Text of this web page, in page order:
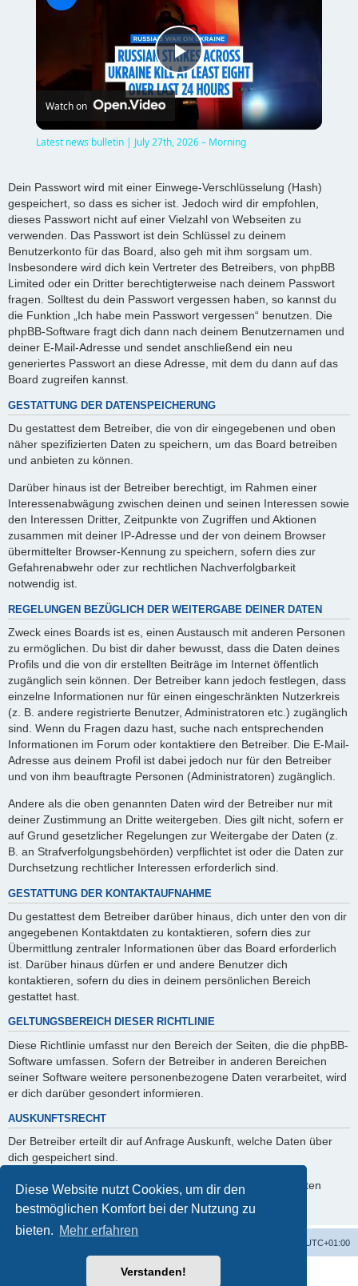
Diese Website nutzt Cookies, um dir den
bestmöglichen Komfort bei der Nutzung zu
bieten. Mehr erfahren
Verstanden!
P
y
V
i
d
e
o
Watch on
Latest news bulletin | July 27th, 2026 – Morning
Dein Passwort wird mit einer Einwege-Verschlüsselung (Hash)
gespeichert, so dass es sicher ist. Jedoch wird dir empfohlen,
dieses Passwort nicht auf einer Vielzahl von Webseiten zu
verwenden. Das Passwort ist dein Schlüssel zu deinem
Benutzerkonto für das Board, also geh mit ihm sorgsam um.
Insbesondere wird dich kein Vertreter des Betreibers, von phpBB
Limited oder ein Dritter berechtigterweise nach deinem Passwort
fragen. Solltest du dein Passwort vergessen haben, so kannst du
die Funktion „Ich habe mein Passwort vergessen“ benutzen. Die
phpBB-Software fragt dich dann nach deinem Benutzernamen und
deiner E-Mail-Adresse und sendet anschließend ein neu
generiertes Passwort an diese Adresse, mit dem du dann auf das
Board zugreifen kannst.
GESTATTUNG DER DATENSPEICHERUNG
Du gestattest dem Betreiber, die von dir eingegebenen und oben
näher spezifizierten Daten zu speichern, um das Board betreiben
und anbieten zu können.
Darüber hinaus ist der Betreiber berechtigt, im Rahmen einer
Interessenabwägung zwischen deinen und seinen Interessen sowie
den Interessen Dritter, Zeitpunkte von Zugriffen und Aktionen
zusammen mit deiner IP-Adresse und der von deinem Browser
übermittelter Browser-Kennung zu speichern, sofern dies zur
Gefahrenabwehr oder zur rechtlichen Nachverfolgbarkeit
notwendig ist.
REGELUNGEN BEZÜGLICH DER WEITERGABE DEINER DATEN
Zweck eines Boards ist es, einen Austausch mit anderen Personen
zu ermöglichen. Du bist dir daher bewusst, dass die Daten deines
Profils und die von dir erstellten Beiträge im Internet öffentlich
zugänglich sein können. Der Betreiber kann jedoch festlegen, dass
einzelne Informationen nur für einen eingeschränkten Nutzerkreis
(z. B. andere registrierte Benutzer, Administratoren etc.) zugänglich
sind. Wenn du Fragen dazu hast, suche nach entsprechenden
Informationen im Forum oder kontaktiere den Betreiber. Die E-Mail-
Adresse aus deinem Profil ist dabei jedoch nur für den Betreiber
und von ihm beauftragte Personen (Administratoren) zugänglich.
Andere als die oben genannten Daten wird der Betreiber nur mit
deiner Zustimmung an Dritte weitergeben. Dies gilt nicht, sofern er
auf Grund gesetzlicher Regelungen zur Weitergabe der Daten (z.
B. an Strafverfolgungsbehörden) verpflichtet ist oder die Daten zur
Durchsetzung rechtlicher Interessen erforderlich sind.
GESTATTUNG DER KONTAKTAUFNAHME
Du gestattest dem Betreiber darüber hinaus, dich unter den von dir
angegebenen Kontaktdaten zu kontaktieren, sofern dies zur
Übermittlung zentraler Informationen über das Board erforderlich
ist. Darüber hinaus dürfen er und andere Benutzer dich
kontaktieren, sofern du dies in deinem persönlichen Bereich
gestattet hast.
GELTUNGSBEREICH DIESER RICHTLINIE
Diese Richtlinie umfasst nur den Bereich der Seiten, die die phpBB-
Software umfassen. Sofern der Betreiber in anderen Bereichen
seiner Software weitere personenbezogene Daten verarbeitet, wird
er dich darüber gesondert informieren.
AUSKUNFTSRECHT
Der Betreiber erteilt dir auf Anfrage Auskunft, welche Daten über
dich gespeichert sind.
Du kannst jederzeit die Löschung bzw. Sperrung deiner Daten
verlangen. Kontaktiere hierzu bitte den Betreiber.
UTC+01:00
Powered byphpBB® Forum Software © phpBB Limited